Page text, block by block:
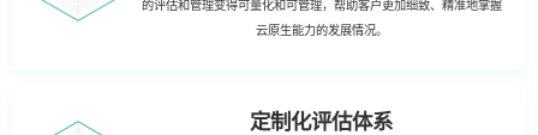
的评估和管理变得可量化和可管理，帮助客户更加细致、精准地掌握
云原生能力的发展情况。
定制化评估体系